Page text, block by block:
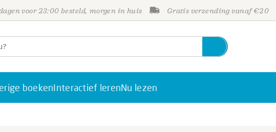
voor 23:00 besteld, morgen in huis Gratis verzending vanaf €20
boekenInteractief lerenNu lezen
Personen